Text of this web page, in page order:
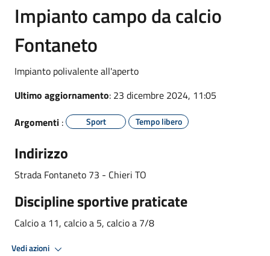
Impianto campo da calcio
Fontaneto
Impianto polivalente all'aperto
Ultimo aggiornamento: 23 dicembre 2024, 11:05
Argomenti : Sport Tempo libero
Indirizzo
Strada Fontaneto 73 - Chieri TO
Discipline sportive praticate
Calcio a 11, calcio a 5, calcio a 7/8
Vedi azioni